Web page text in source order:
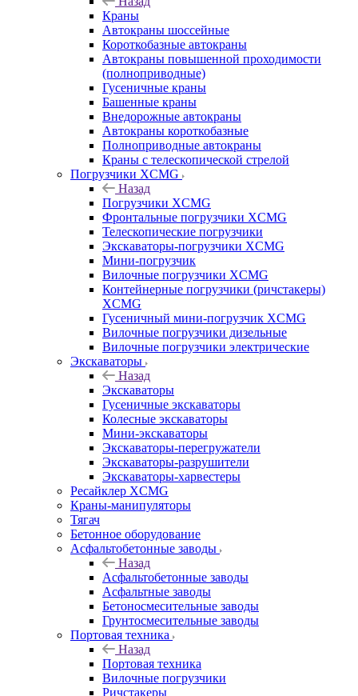
Краны
Автокраны шоссейные
Короткобазные автокраны
Автокраны повышенной проходимости
(полноприводные)
Гусеничные краны
Башенные краны
Внедорожные автокраны
Автокраны короткобазные
Полноприводные автокраны
Краны с телескопической стрелой
Погрузчики XCMG
Назад
Погрузчики XCMG
Фронтальные погрузчики XCMG
Телескопические погрузчики
Экскаваторы-погрузчики XCMG
Мини-погрузчик
Вилочные погрузчики XCMG
Контейнерные погрузчики (ричстакеры)
XCMG
Гусеничный мини-погрузчик XCMG
Вилочные погрузчики дизельные
Вилочные погрузчики электрические
Экскаваторы
Назад
Экскаваторы
Гусеничные экскаваторы
Колесные экскаваторы
Мини-экскаваторы
Экскаваторы-перегружатели
Экскаваторы-разрушители
Экскаваторы-харвестеры
Ресайклер XCMG
Краны-манипуляторы
Тягач
Бетонное оборудование
Асфальтобетонные заводы
Назад
Асфальтобетонные заводы
Асфальтные заводы
Бетоносмесительные заводы
Грунтосмесительные заводы
Портовая техника
Назад
Портовая техника
Вилочные погрузчики
Ричстакеры